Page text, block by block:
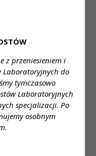
z przeniesieniem i
do
tymczasowo
Laboratoryjnych
specjalizacji. Po
osobnym